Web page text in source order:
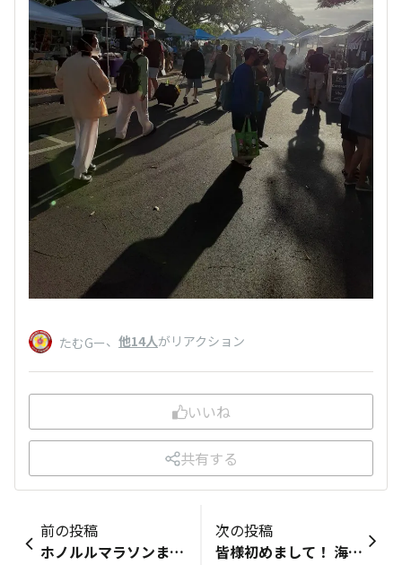
たむGー、 他14人がリアクション
いいね
共有する
前の投稿
ホノルルマラソンまで【あと260日】 アロハ～🌈 今日3/26(土)、日本は今年の最強運の日。 天赦日・一粒万倍・虎の日 が揃うという日だからです。 この日に物事をスタートさせると 良い方向に向かうとも言われてます。 ハワイも3月26日を迎えてますので あちらでも、この運気を知っている方は 何かしらの物事をスタートをさせているかも しれませんね。 今なら現地時間5:00a.m. 朝市KCCの準備が始まっている頃です。 素敵な朝陽が見られるといいですね👍️ 今日もありがとうございました🎵
次の投稿
皆様初めまして！ 海のない岐阜県に住んでおります。 会社や学校関係でハワイには7回ほど行っておりまして 気候の素晴らしさ住民の明るさゴルフ場の見晴らしの良さなど身をもって体験してますますハワイの魅力にハマっています。 ここ数年ランニングにハマっておりましてホノルルマラソンは私の夢リストの一つです。 こちらで皆様とお世話になって夢実現したいと思いますので楽しく交流できたらと思います。 よろしくお願いいたします。